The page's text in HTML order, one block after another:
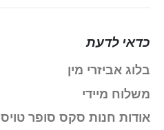
כדאי לדעת
בלוג אביזרי מין
משלוח מיידי
אודות חנות סקס סופר טויס